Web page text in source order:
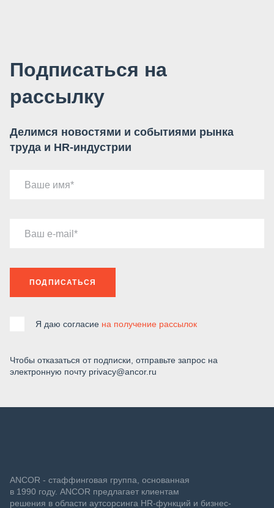
Подписаться на
рассылку
Делимся новостями и событиями рынка
труда и HR-индустрии
Ваше имя
Ваш e-mail
ПОДПИСАТЬСЯ
Я даю согласие на получение рассылок
Чтобы отказаться от подписки, отправьте запрос на
электронную почту privacy@ancor.ru
ANCOR - стаффинговая группа, основанная
в 1990 году. ANCOR предлагает клиентам
решения в области аутсорсинга HR-функций и бизнес-